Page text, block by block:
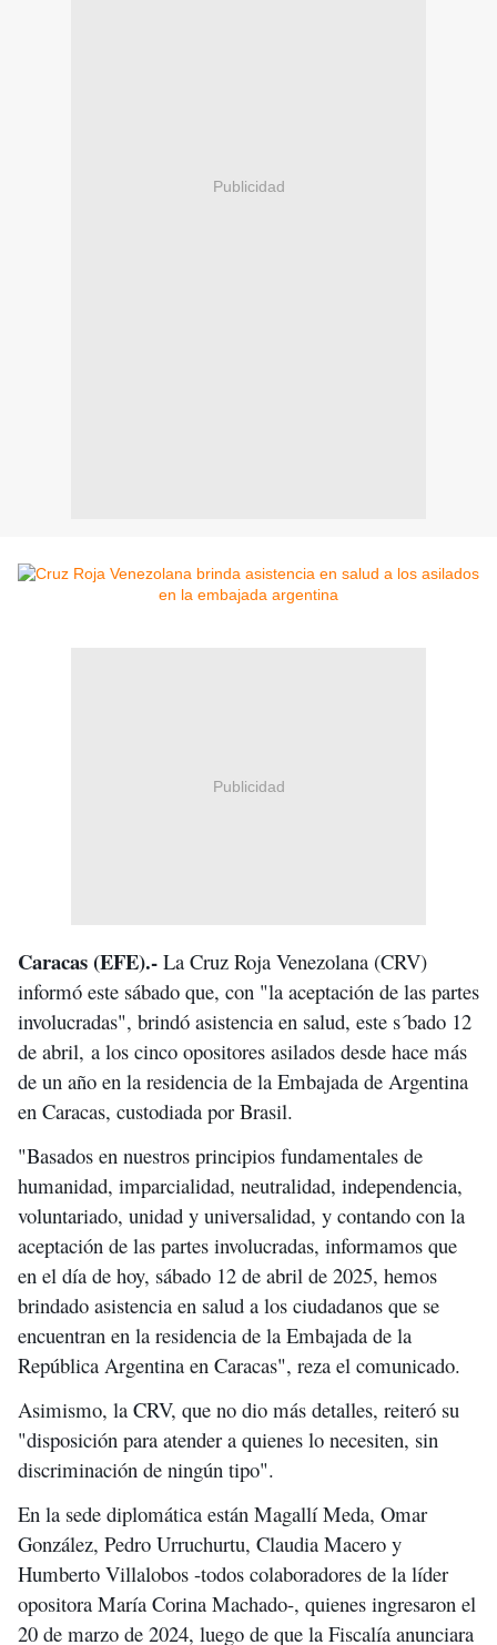
Publicidad
Publicidad
Caracas (EFE).- La Cruz Roja Venezolana (CRV)
informó este sábado que, con "la aceptación de las partes
involucradas", brindó asistencia en salud, este s´bado 12
de abril, a los cinco opositores asilados desde hace más
de un año en la residencia de la Embajada de Argentina
en Caracas, custodiada por Brasil.
"Basados en nuestros principios fundamentales de
humanidad, imparcialidad, neutralidad, independencia,
voluntariado, unidad y universalidad, y contando con la
aceptación de las partes involucradas, informamos que
en el día de hoy, sábado 12 de abril de 2025, hemos
brindado asistencia en salud a los ciudadanos que se
encuentran en la residencia de la Embajada de la
República Argentina en Caracas", reza el comunicado.
Asimismo, la CRV, que no dio más detalles, reiteró su
"disposición para atender a quienes lo necesiten, sin
discriminación de ningún tipo".
En la sede diplomática están Magallí Meda, Omar
González, Pedro Urruchurtu, Claudia Macero y
Humberto Villalobos -todos colaboradores de la líder
opositora María Corina Machado-, quienes ingresaron el
20 de marzo de 2024, luego de que la Fiscalía anunciara